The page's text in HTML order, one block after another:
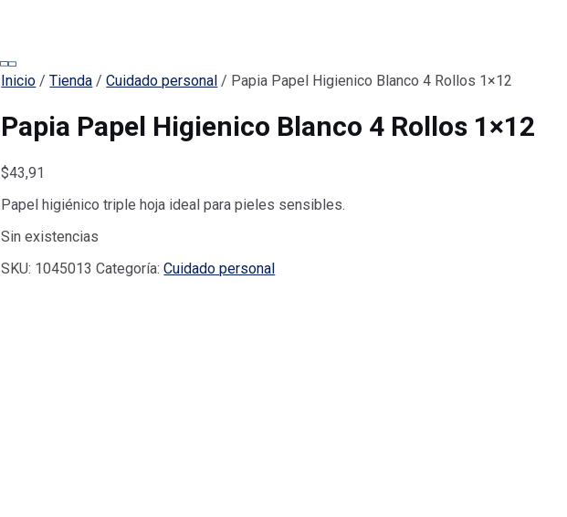
Inicio /Tienda /Cuidado personal / Papia Papel Higienico Blanco 4 Rollos 1×12
Papia Papel Higienico Blanco 4 Rollos 1×12
$43,91
Papel higiénico triple hoja ideal para pieles sensibles.
Sin existencias
SKU: 1045013 Categoría:Cuidado personal